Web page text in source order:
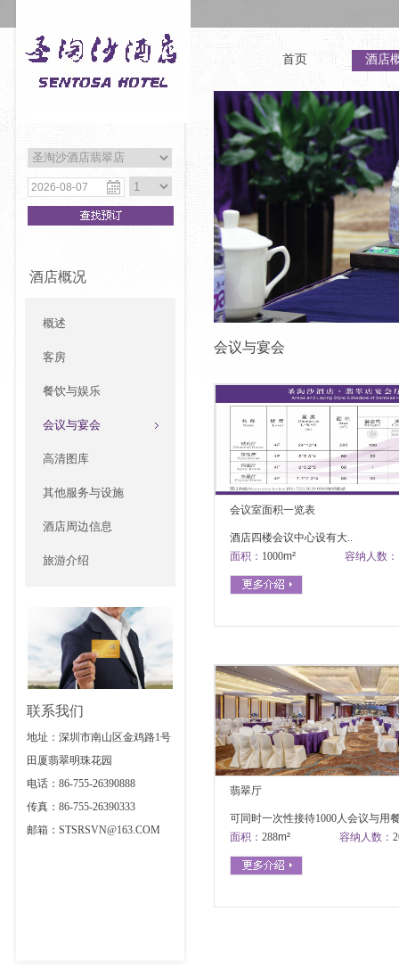
酒店概况
概述
客房
餐饮与娱乐
会议与宴会
高清图库
其他服务与设施
酒店周边信息
旅游介绍
联系我们
地址：深圳市南山区金鸡路1号
田厦翡翠明珠花园
电话：86-755-26390888
传真：86-755-26390333
邮箱：STSRSVN@163.COM
酒店
首页
会议与宴会
会议室面积一览表
酒店四楼会议中心设有大..
面积： 1000m² 容纳人数：
翡翠厅
可同时一次性接待1000人会议与用
面积： 288m² 容纳人数：